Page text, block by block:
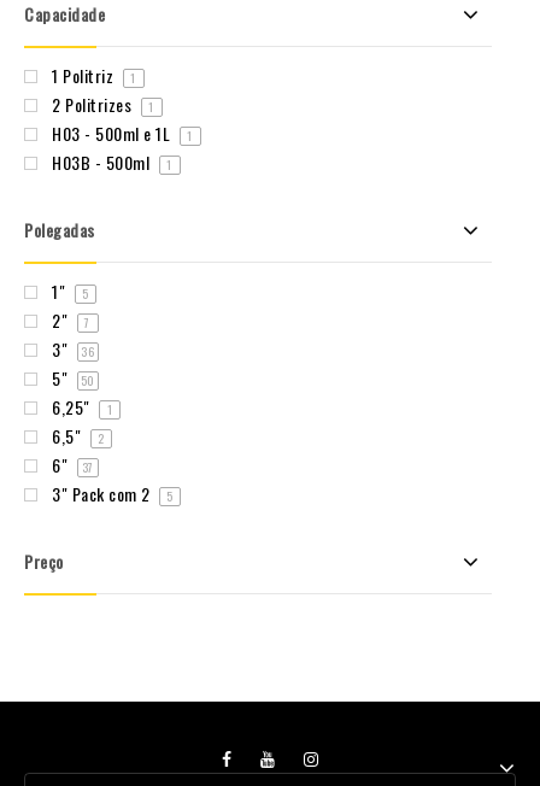
Capacidade
1 Politriz 1
2 Politrizes 1
H03 - 500ml e 1L 1
H03B - 500ml 1
Polegadas
1" 5
2" 7
3" 36
5" 50
6,25" 1
6,5" 2
6" 37
3" Pack com 2 5
Preço